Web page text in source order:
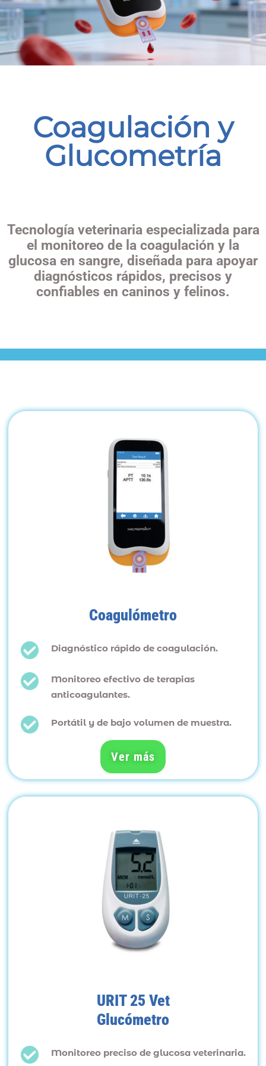
Coagulación y
Glucometría
Tecnología veterinaria especializada para
el monitoreo de la coagulación y la
glucosa en sangre, diseñada para apoyar
diagnósticos rápidos, precisos y
confiables en caninos y felinos.
Coagulómetro
Diagnóstico rápido de coagulación.
Monitoreo efectivo de terapias
anticoagulantes.
Portátil y de bajo volumen de muestra.
Ver más
URIT 25 Vet
Glucómetro
Monitoreo preciso de glucosa veterinaria.